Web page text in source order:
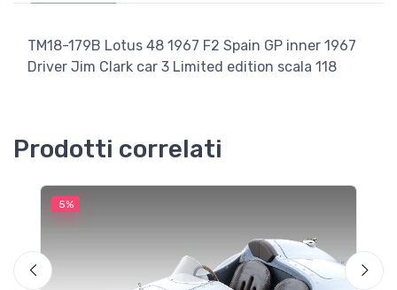
TM18-179B Lotus 48 1967 F2 Spain GP inner 1967
Driver Jim Clark car 3 Limited edition scala 118
Prodotti correlati
5%